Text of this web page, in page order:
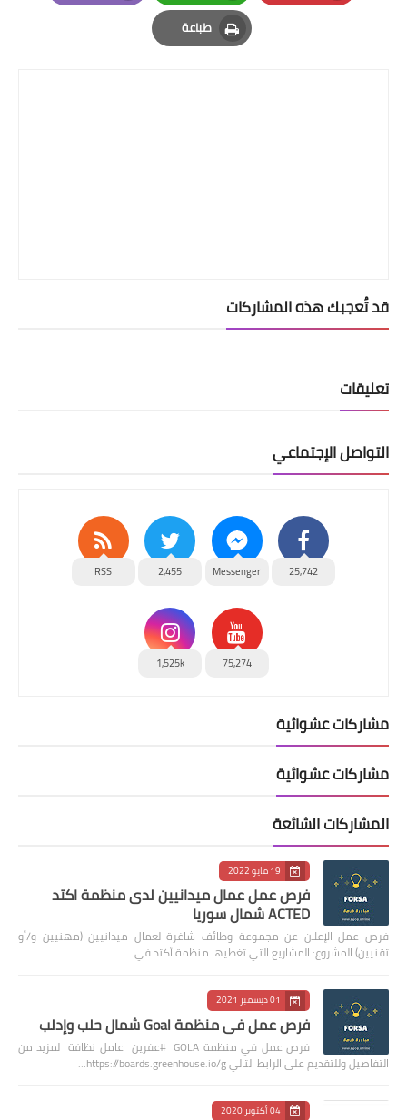
Pinterest
Whatsapp
Email
طباعة
Print
قد تُعجبك هذه المشاركات
تعليقات
التواصل الإجتماعي
25,742
Messenger
2,455
RSS
75,274
1,525k
مشاركات عشوائية
مشاركات عشوائية
المشاركات الشائعة
19 مايو 2022
فرص عمل عمال ميدانيين لدى منظمة اكتد
ACTED شمال سوريا
فرص عمل الإعلان عن مجموعة وظائف شاغرة لعمال ميدانيين (مهنيين و/أو
تقنيين) المشروع: المشاريع التي تغطيها منظمة أكتد في …
01 ديسمبر 2021
فرص عمل في منظمة Goal شمال حلب وإدلب
فرص عمل في منظمة GOLA #عفرين عامل نظافة لمزيد من
التفاصيل وللتقديم على الرابط التالي https://boards.greenhouse.io/g…
04 أكتوبر 2020